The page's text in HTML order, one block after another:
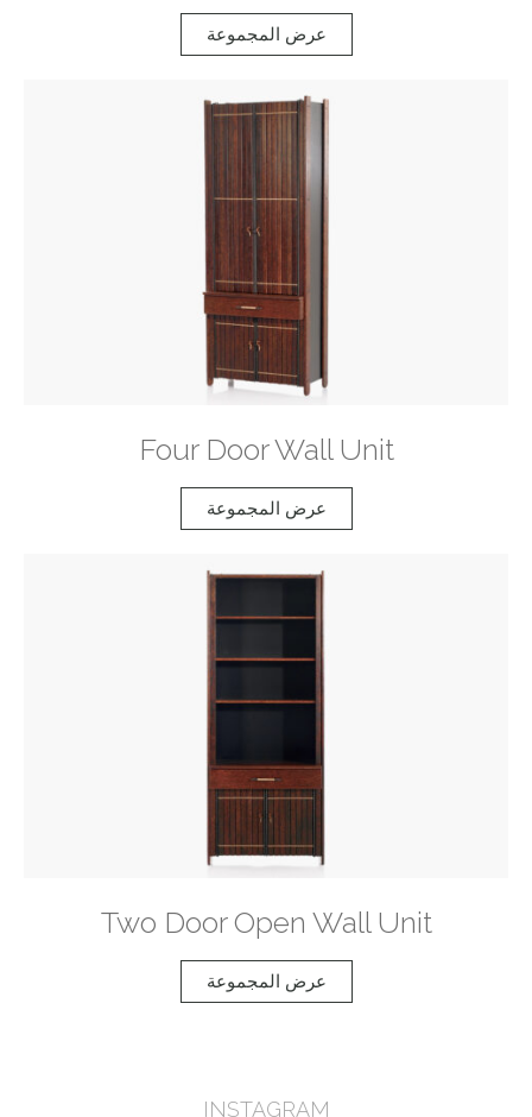
عرض المجموعة
Four Door Wall Unit
عرض المجموعة
Two Door Open Wall Unit
عرض المجموعة
INSTAGRAM